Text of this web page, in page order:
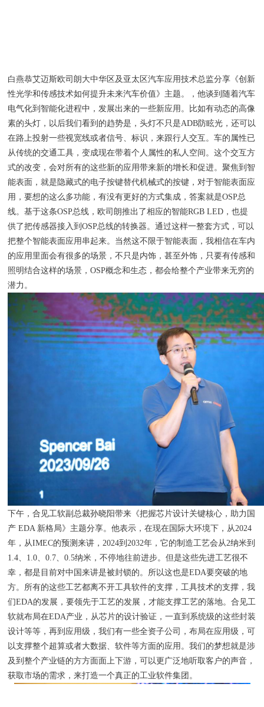
白燕恭艾迈斯欧司朗大中华区及亚太区汽车应用技术总监分享《创新
性光学和传感技术如何提升未来汽车价值》主题。，他谈到随着汽车
电气化到智能化进程中，发展出来的一些新应用。比如有动态的高像
素的头灯，以后我们看到的趋势是，头灯不只是ADB防眩光，还可以
在路上投射一些视宽线或者信号、标识，来跟行人交互。车的属性已
从传统的交通工具，变成现在带着个人属性的私人空间。这个交互方
式的改变，会对所有的这些新的应用带来新的增长和促进。聚焦到智
能表面，就是隐藏式的电子按键替代机械式的按键，对于智能表面应
用，要想的这么多功能，有没有更好的方式集成，答案就是OSP总
线。基于这条OSP总线，欧司朗推出了相应的智能RGB LED，也提
供了把传感器接入到OSP总线的转换器。通过这样一整套方式，可以
把整个智能表面应用串起来。当然这不限于智能表面，我相信在车内
的应用里面会有很多的场景，不只是内饰，甚至外饰，只要有传感和
照明结合这样的场景，OSP概念和生态，都会给整个产业带来无穷的
潜力。
下午，合见工软副总裁孙晓阳带来《把握芯片设计关键核心，助力国
产 EDA 新格局》主题分享。他表示，在现在国际大环境下，从2024
年，从IMEC的预测来讲，2024到2032年，它的制造工艺会从2纳米到
1.4、1.0、0.7、0.5纳米，不停地往前进步。但是这些先进工艺很不
幸，都是目前对中国来讲是被封锁的。所以这也是EDA要突破的地
方。所有的这些工艺都离不开工具软件的支撑，工具技术的支撑，我
们EDA的发展，要领先于工艺的发展，才能支撑工艺的落地。合见工
软就布局在EDA产业，从芯片的设计验证，一直到系统级的这些封装
设计等等，再到应用级，我们有一些全资子公司，布局在应用级，可
以支撑整个超算或者大数据、软件等方面的应用。我们的梦想就是涉
及到整个产业链的方方面面上下游，可以更广泛地听取客户的声音，
获取市场的需求，来打造一个真正的工业软件集团。